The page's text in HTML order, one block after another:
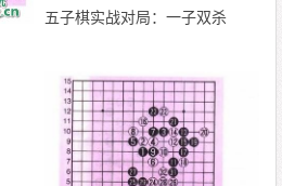
五子棋实战对局：一子双杀